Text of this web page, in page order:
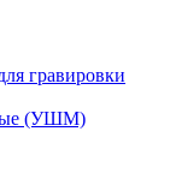
гравировки
(УШМ)